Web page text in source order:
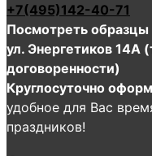
+7(495)142-40-71
Посмотреть
ул. Энергетиков 14А
договоренности)
Круглосуточно
удобное для Вас
праздников!